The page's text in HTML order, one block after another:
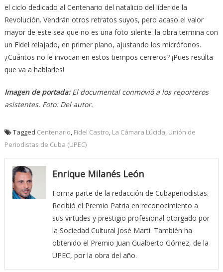
el ciclo dedicado al Centenario del natalicio del líder de la
Revolución. Vendrán otros retratos suyos, pero acaso el valor
mayor de este sea que no es una foto silente: la obra termina con
un Fidel relajado, en primer plano, ajustando los micrófonos.
¿Cuántos no le invocan en estos tiempos cerreros? ¡Pues resulta
que va a hablarles!
Imagen de portada:El documental conmovió a los reporteros
asistentes. Foto: Del autor.
Tagged Centenario, Fidel Castro, La Cámara Lúcida, Unión de
Periodistas de Cuba (UPEC)
Enrique Milanés León
Forma parte de la redacción de Cubaperiodistas.
Recibió el Premio Patria en reconocimiento a
sus virtudes y prestigio profesional otorgado por
la Sociedad Cultural José Martí. También ha
obtenido el Premio Juan Gualberto Gómez, de la
UPEC, por la obra del año.